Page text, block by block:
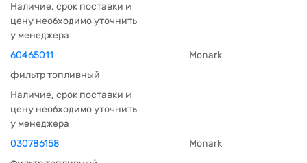
Наличие, срок поставки и
цену необходимо уточнить
у менеджера
60465011
Monark
фильтр топливный
Наличие, срок поставки и
цену необходимо уточнить
у менеджера
030786158
Monark